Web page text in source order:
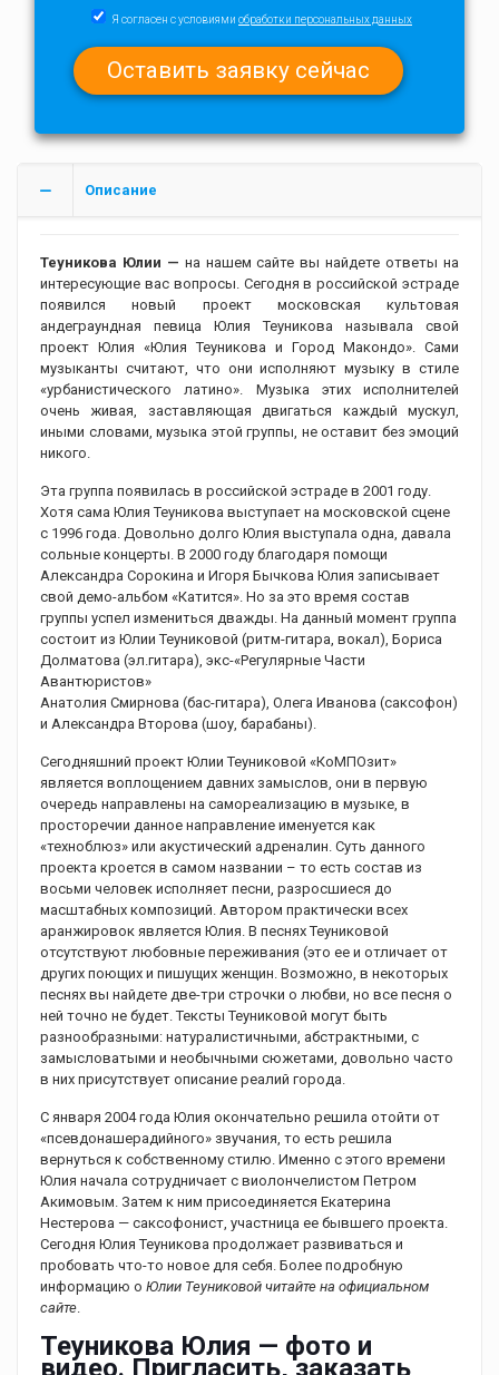
Я согласен с условиями обработки персональных данных
Описание
Теуникова Юлии — на нашем сайте вы найдете ответы на
интересующие вас вопросы. Сегодня в российской эстраде
появился новый проект московская культовая
андеграундная певица Юлия Теуникова называла свой
проект Юлия «Юлия Теуникова и Город Макондо». Сами
музыканты считают, что они исполняют музыку в стиле
«урбанистического латино». Музыка этих исполнителей
очень живая, заставляющая двигаться каждый мускул,
иными словами, музыка этой группы, не оставит без эмоций
никого.
Эта группа появилась в российской эстраде в 2001 году.
Хотя сама Юлия Теуникова выступает на московской сцене
с 1996 года. Довольно долго Юлия выступала одна, давала
сольные концерты. В 2000 году благодаря помощи
Александра Сорокина и Игоря Бычкова Юлия записывает
свой демо-альбом «Катится». Но за это время состав
группы успел измениться дважды. На данный момент группа
состоит из Юлии Теуниковой (ритм-гитара, вокал), Бориса
Долматова (эл.гитара), экс-«Регулярные Части
Авантюристов»
Анатолия Смирнова (бас-гитара), Олега Иванова (саксофон)
и Александра Второва (шоу, барабаны).
Сегодняшний проект Юлии Теуниковой «КоМПОзит»
является воплощением давних замыслов, они в первую
очередь направлены на самореализацию в музыке, в
просторечии данное направление именуется как
«техноблюз» или акустический адреналин. Суть данного
проекта кроется в самом названии – то есть состав из
восьми человек исполняет песни, разросшиеся до
масштабных композиций. Автором практически всех
аранжировок является Юлия. В песнях Теуниковой
отсутствуют любовные переживания (это ее и отличает от
других поющих и пишущих женщин. Возможно, в некоторых
песнях вы найдете две-три строчки о любви, но все песня о
ней точно не будет. Тексты Теуниковой могут быть
разнообразными: натуралистичными, абстрактными, с
замысловатыми и необычными сюжетами, довольно часто
в них присутствует описание реалий города.
С января 2004 года Юлия окончательно решила отойти от
«псевдонашерадийного» звучания, то есть решила
вернуться к собственному стилю. Именно с этого времени
Юлия начала сотрудничает с виолончелистом Петром
Акимовым. Затем к ним присоединяется Екатерина
Нестерова — саксофонист, участница ее бывшего проекта.
Сегодня Юлия Теуникова продолжает развиваться и
пробовать что-то новое для себя. Более подробную
информацию о Юлии Теуниковой читайте на официальном
сайте.
Теуникова Юлия — фото и